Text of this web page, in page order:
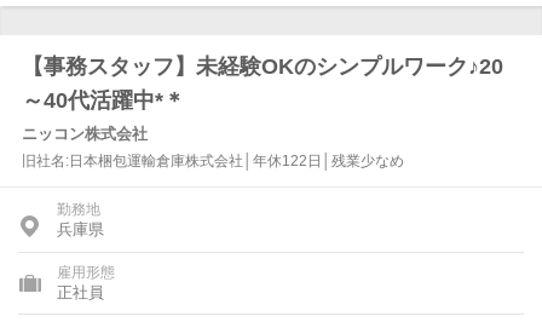
【事務スタッフ】未経験OKのシンプルワーク♪20
～40代活躍中*＊
ニッコン株式会社
旧社名:日本梱包運輸倉庫株式会社│年休122日│残業少なめ
勤務地
兵庫県
雇用形態
正社員